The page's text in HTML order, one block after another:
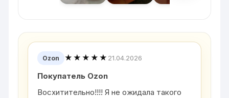
Ozon ★★★★★ 21.04.2026
Покупатель Ozon
Восхитительно!!!! Я не ожидала такого